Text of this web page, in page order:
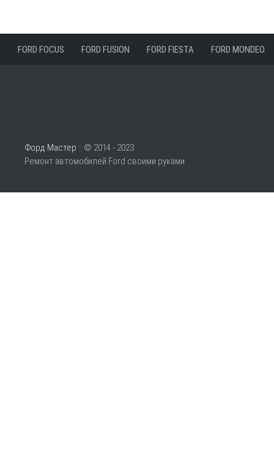
FORD FOCUS FORD FUSION FORD FIESTA FORD MONDEO
Форд Мастер :: © 2014 - 2023
Ремонт автомобилей Ford своими руками.